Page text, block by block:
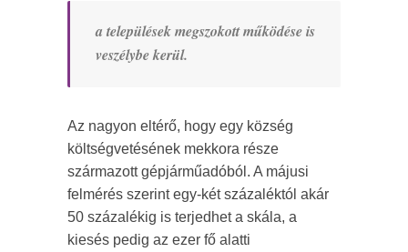
a települések megszokott működése is
veszélybe kerül.
Az nagyon eltérő, hogy egy község
költségvetésének mekkora része
származott gépjárműadóból. A májusi
felmérés szerint egy-két százaléktól akár
50 százalékig is terjedhet a skála, a
kiesés pedig az ezer fő alatti